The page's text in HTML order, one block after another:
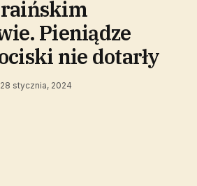
Pieniądze
nie dotarły
28 stycznia, 2024